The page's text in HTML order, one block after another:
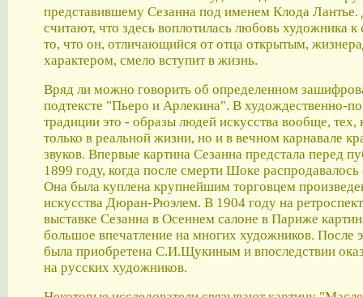
представившему Сезанна под именем Клода Лантье.
считают, что здесь воплотилась любовь художника к
то, что он, отличающийся от отца открытым,
характером, смело вступит в жизнь.
Вряд ли можно говорить об определенном
подтексте "Пьеро и Арлекина". В худождественно-
традиции это - образы людей искусства вообще, тех,
только в реальной жизни, но и в вечном карнавале
звуков. Впервые картина Сезанна предстала перед
1899 году, когда после смерти Шоке распродавалось
Она была куплена крупнейшим торговцем
искусства Дюран-Рюэлем. В 1904 году на
выставке Сезанна в Осеннем салоне в Париже
большое впечатление на многих художников. После
была приобретена С.И.Щукиным и впоследствии
на русских художников.